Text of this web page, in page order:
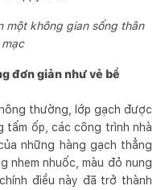
một không gian sống thân
đơn giản như vẻ bề
thường, lớp gạch được
tấm ốp, các công trình nhà
những hàng gạch thẳng
nhem nhuốc, màu đỏ nung
điều này đã trở thành